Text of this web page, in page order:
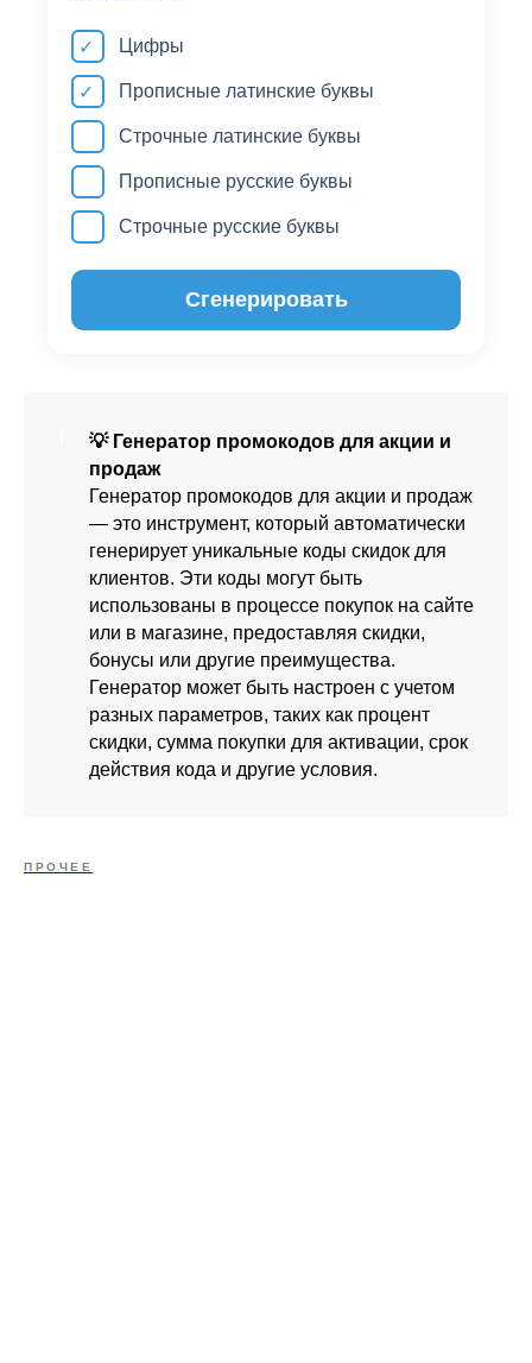
Цифры
Прописные латинские буквы
Строчные латинские буквы
Прописные русские буквы
Строчные русские буквы
Сгенерировать
💡 Генератор промокодов для акции и
продаж
Генератор промокодов для акции и продаж
— это инструмент, который автоматически
генерирует уникальные коды скидок для
клиентов. Эти коды могут быть
использованы в процессе покупок на сайте
или в магазине, предоставляя скидки,
бонусы или другие преимущества.
Генератор может быть настроен с учетом
разных параметров, таких как процент
скидки, сумма покупки для активации, срок
действия кода и другие условия.
ПРОЧЕЕ